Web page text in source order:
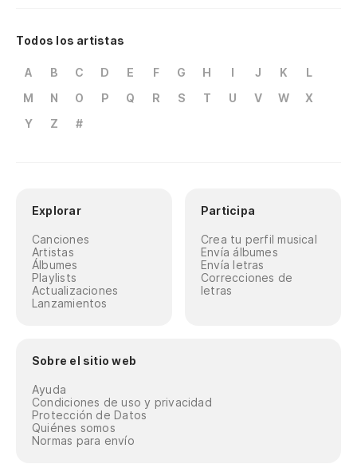
Todos los artistas
A B C D E F G H I J K
L
M
N O P Q R S T U V W
X
Y
Z #
Explorar
Canciones
Artistas
Álbumes
Playlists
Actualizaciones
Lanzamientos
Participa
Crea tu perfil musical
Envía álbumes
Envía letras
Correcciones de
letras
Sobre el sitio web
Ayuda
Condiciones de uso y privacidad
Protección de Datos
Quiénes somos
Normas para envío